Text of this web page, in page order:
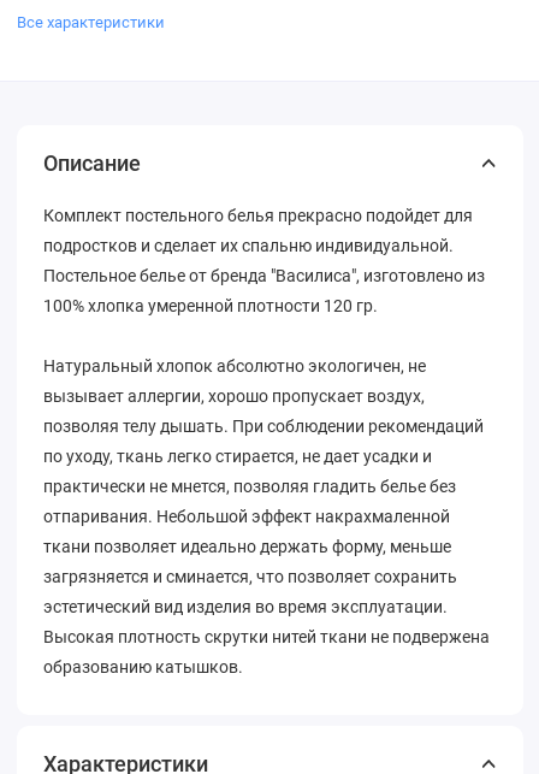
Все характеристики
Описание
Комплект постельного белья прекрасно подойдет для
подростков и сделает их спальню индивидуальной.
Постельное белье от бренда "Василиса", изготовлено из
100% хлопка умеренной плотности 120 гр.
Натуральный хлопок абсолютно экологичен, не
вызывает аллергии, хорошо пропускает воздух,
позволяя телу дышать. При соблюдении рекомендаций
по уходу, ткань легко стирается, не дает усадки и
практически не мнется, позволяя гладить белье без
отпаривания. Небольшой эффект накрахмаленной
ткани позволяет идеально держать форму, меньше
загрязняется и сминается, что позволяет сохранить
эстетический вид изделия во время эксплуатации.
Высокая плотность скрутки нитей ткани не подвержена
образованию катышков.
Характеристики